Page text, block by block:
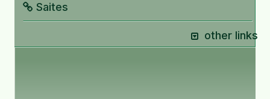
Saites
other links